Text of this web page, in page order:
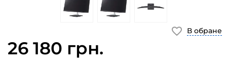
26 180 грн.
В обране